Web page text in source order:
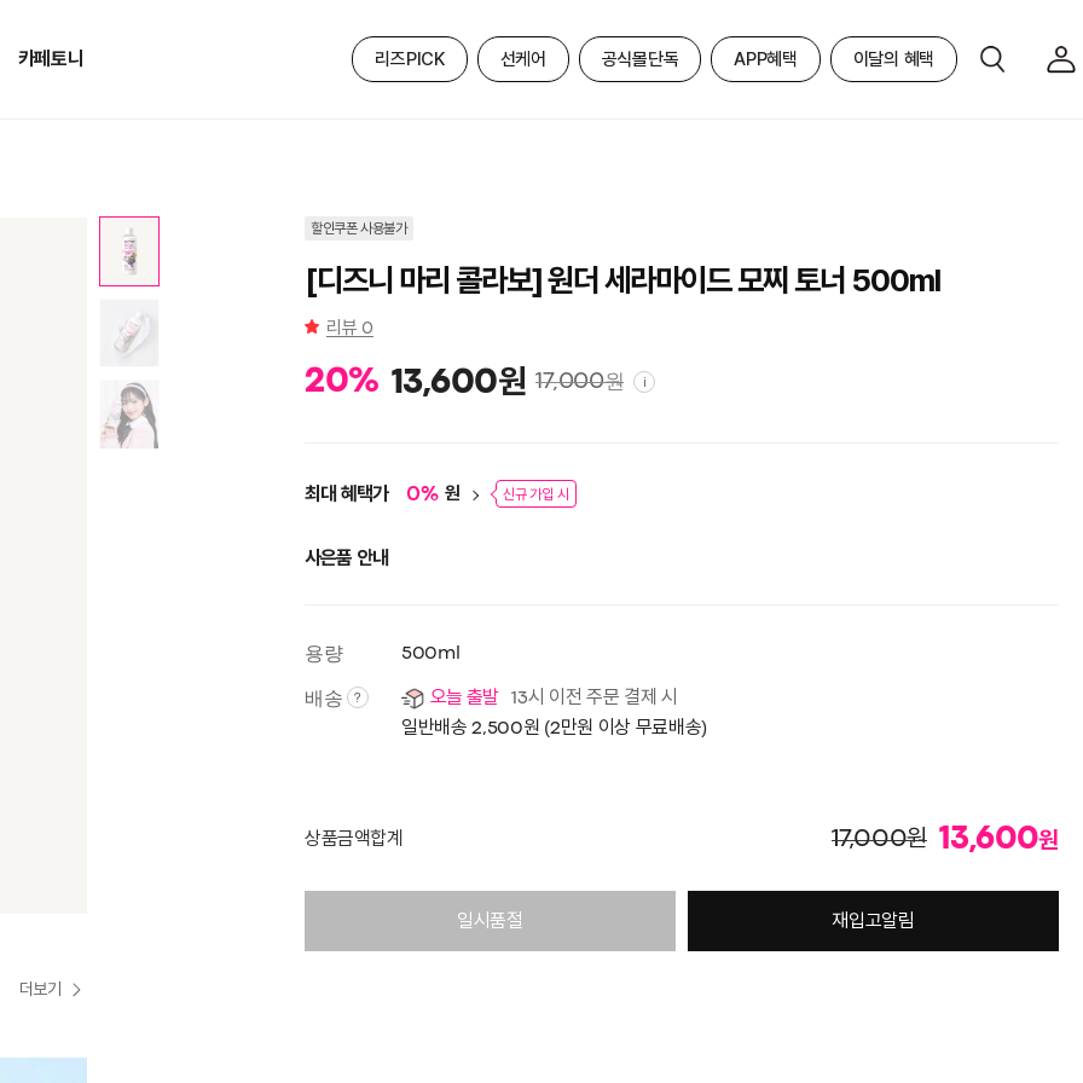
카페토니 리즈PICK 선케어 공식몰단독 APP혜택 이달의 혜택
더보기
할인쿠폰 사용불가
[디즈니 마리 콜라보] 원더 세라마이드 모찌 토너 500ml
리뷰 0
20% 13,600원 17,000원 i
최대 혜택가 0% 원 신규 가입 시
사은품 안내
용량 500ml
배송 ? 오늘 출발
13시 이전 주문 결제 시
일반배송 2,500원 (2만원 이상 무료배송)
상품금액합계 17,000원 13,600원
일시품절 재입고알림